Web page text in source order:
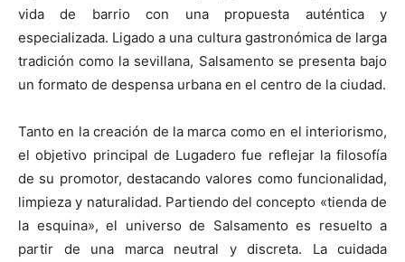
vida de barrio con una propuesta auténtica y
especializada. Ligado a una cultura gastronómica de larga
tradición como la sevillana, Salsamento se presenta bajo
un formato de despensa urbana en el centro de la ciudad.
Tanto en la creación de la marca como en el interiorismo,
el objetivo principal de Lugadero fue reflejar la filosofía
de su promotor, destacando valores como funcionalidad,
limpieza y naturalidad. Partiendo del concepto «tienda de
la esquina», el universo de Salsamento es resuelto a
partir de una marca neutral y discreta. La cuidada